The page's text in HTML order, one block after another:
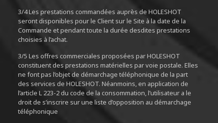
3/4 Les prestations commandées auprès de HOLESHOT
seront disponibles pour le Client sur le Site à la date de la
Commande et pendant toute la durée desdites prestations
choisies à l’achat.
3/5 Les offres commerciales proposées par HOLESHOT
constituent des prestations matérielles par voie postale. Elles
ne font pas l’objet de démarchage téléphonique de la part
des services de HOLESHOT. Néanmoins, en application de
l’article L 223-2 du code de la consommation, l’utilisateur a le
droit de s’inscrire sur une liste d’opposition au démarchage
téléphonique